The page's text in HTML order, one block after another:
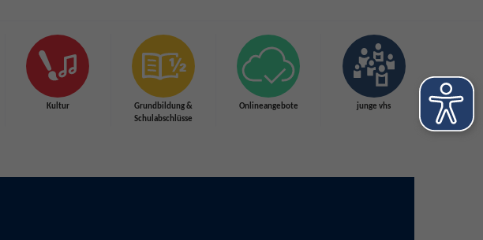
Kultur
Grundbildung &
Schulabschlüsse
Onlineangebote junge vhs